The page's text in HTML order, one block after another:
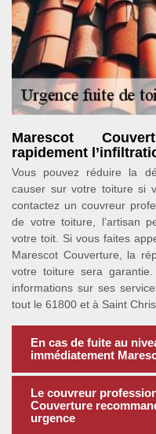
Marescot
rapidement
Vous pouvez réduire la
causer sur votre toiture si
contactez un couvreur
de votre toiture, l’artisan
votre toit. Si vous faites
Marescot Couverture, la
votre toiture sera
informations sur ses
tout le 61800 et à Saint
En cas de fuite au
immédiatement
Le couvreur
Couverture
urgence